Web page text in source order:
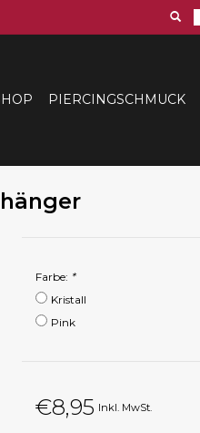
PIERCINGSCHMUCK
Farbe: *
Kristall
Pink
€8,95 Inkl. MwSt.